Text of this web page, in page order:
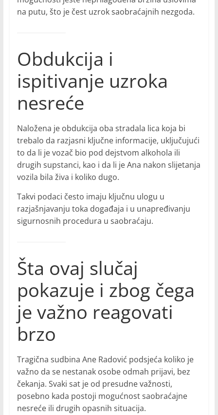
na putu, što je čest uzrok saobraćajnih nezgoda.
Obdukcija i
ispitivanje uzroka
nesreće
Naložena je obdukcija oba stradala lica koja bi
trebalo da razjasni ključne informacije, uključujući
to da li je vozač bio pod dejstvom alkohola ili
drugih supstanci, kao i da li je Ana nakon slijetanja
vozila bila živa i koliko dugo.
Takvi podaci često imaju ključnu ulogu u
razjašnjavanju toka događaja i u unapređivanju
sigurnosnih procedura u saobraćaju.
Šta ovaj slučaj
pokazuje i zbog čega
je važno reagovati
brzo
Tragična sudbina Ane Radović podsjeća koliko je
važno da se nestanak osobe odmah prijavi, bez
čekanja. Svaki sat je od presudne važnosti,
posebno kada postoji mogućnost saobraćajne
nesreće ili drugih opasnih situacija.